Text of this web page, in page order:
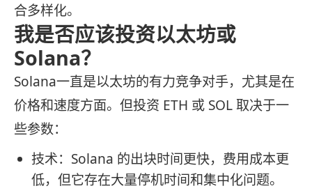
合多样化。
我是否应该投资以太坊或
Solana？
Solana一直是以太坊的有力竞争对手，尤其是在
价格和速度方面。但投资 ETH 或 SOL 取决于一
些参数：
技术：Solana 的出块时间更快，费用成本更
低，但它存在大量停机时间和集中化问题。